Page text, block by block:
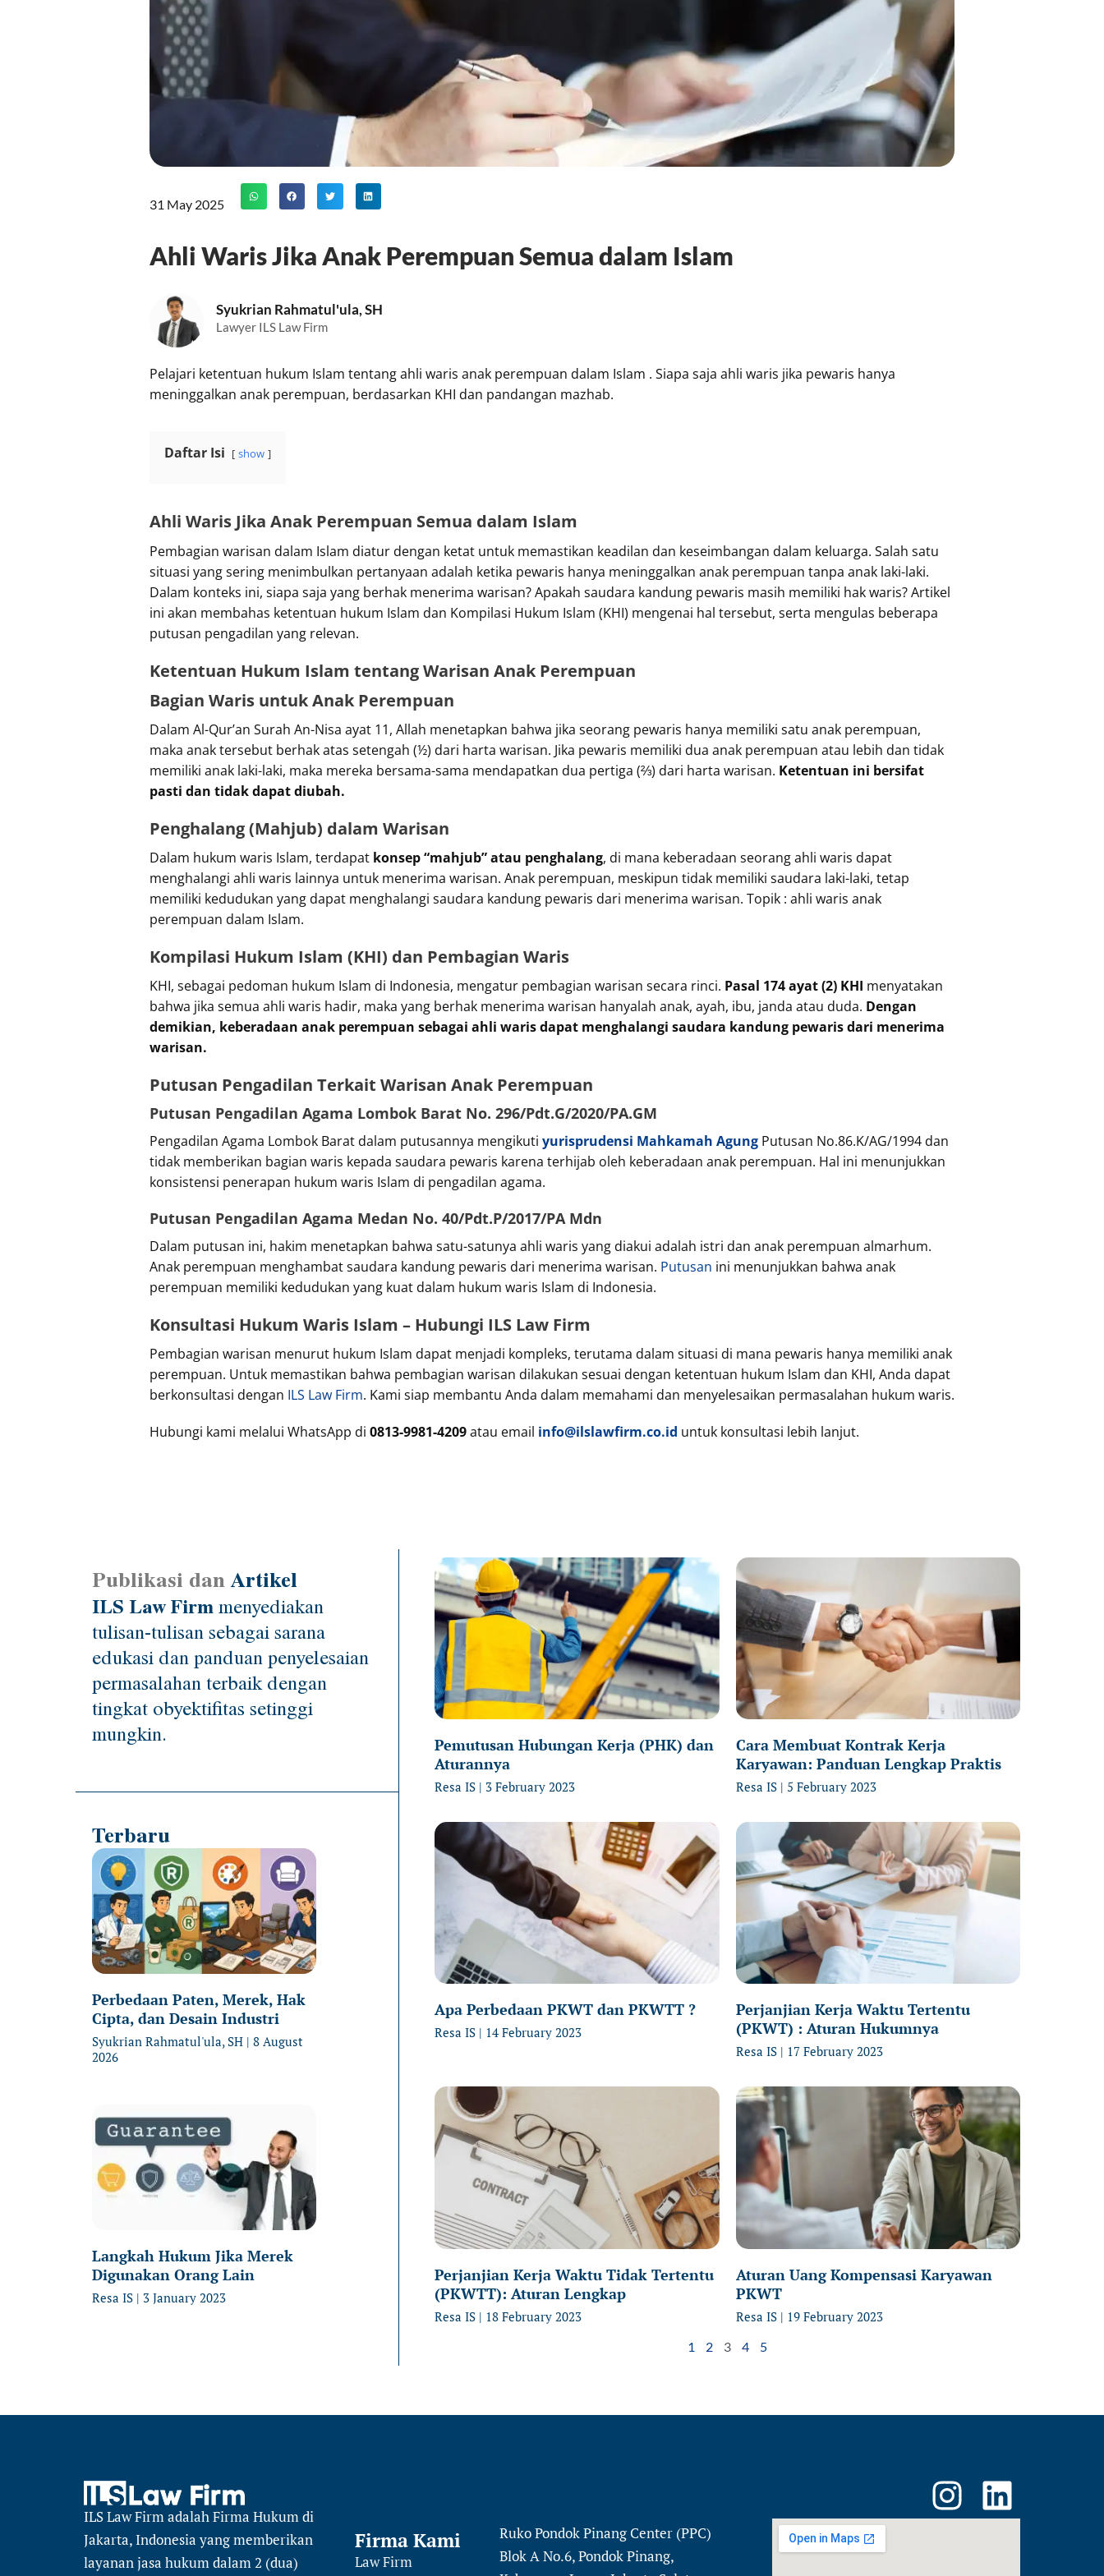
31 May 2025
Ahli Waris Jika Anak Perempuan Semua dalam Islam
Syukrian Rahmatul'ula, SH
Lawyer ILS Law Firm
Pelajari ketentuan hukum Islam tentang ahli waris anak perempuan dalam Islam . Siapa saja ahli waris jika pewaris hanya
meninggalkan anak perempuan, berdasarkan KHI dan pandangan mazhab.
Daftar Isi show
Ahli Waris Jika Anak Perempuan Semua dalam Islam
Pembagian warisan dalam Islam diatur dengan ketat untuk memastikan keadilan dan keseimbangan dalam keluarga. Salah satu
situasi yang sering menimbulkan pertanyaan adalah ketika pewaris hanya meninggalkan anak perempuan tanpa anak laki-laki.
Dalam konteks ini, siapa saja yang berhak menerima warisan? Apakah saudara kandung pewaris masih memiliki hak waris? Artikel
ini akan membahas ketentuan hukum Islam dan Kompilasi Hukum Islam (KHI) mengenai hal tersebut, serta mengulas beberapa
putusan pengadilan yang relevan.
Ketentuan Hukum Islam tentang Warisan Anak Perempuan
Bagian Waris untuk Anak Perempuan
Dalam Al-Qur’an Surah An-Nisa ayat 11, Allah menetapkan bahwa jika seorang pewaris hanya memiliki satu anak perempuan,
maka anak tersebut berhak atas setengah (½) dari harta warisan. Jika pewaris memiliki dua anak perempuan atau lebih dan tidak
memiliki anak laki-laki, maka mereka bersama-sama mendapatkan dua pertiga (⅔) dari harta warisan. Ketentuan ini bersifat
pasti dan tidak dapat diubah.
Penghalang (Mahjub) dalam Warisan
Dalam hukum waris Islam, terdapat konsep “mahjub” atau penghalang, di mana keberadaan seorang ahli waris dapat
menghalangi ahli waris lainnya untuk menerima warisan. Anak perempuan, meskipun tidak memiliki saudara laki-laki, tetap
memiliki kedudukan yang dapat menghalangi saudara kandung pewaris dari menerima warisan. Topik : ahli waris anak
perempuan dalam Islam.
Kompilasi Hukum Islam (KHI) dan Pembagian Waris
KHI, sebagai pedoman hukum Islam di Indonesia, mengatur pembagian warisan secara rinci. Pasal 174 ayat (2) KHI menyatakan
bahwa jika semua ahli waris hadir, maka yang berhak menerima warisan hanyalah anak, ayah, ibu, janda atau duda. Dengan
demikian, keberadaan anak perempuan sebagai ahli waris dapat menghalangi saudara kandung pewaris dari menerima
warisan.
Putusan Pengadilan Terkait Warisan Anak Perempuan
Putusan Pengadilan Agama Lombok Barat No. 296/Pdt.G/2020/PA.GM
Pengadilan Agama Lombok Barat dalam putusannya mengikuti yurisprudensi Mahkamah Agung Putusan No.86.K/AG/1994 dan
tidak memberikan bagian waris kepada saudara pewaris karena terhijab oleh keberadaan anak perempuan. Hal ini menunjukkan
konsistensi penerapan hukum waris Islam di pengadilan agama.
Putusan Pengadilan Agama Medan No. 40/Pdt.P/2017/PA Mdn
Dalam putusan ini, hakim menetapkan bahwa satu-satunya ahli waris yang diakui adalah istri dan anak perempuan almarhum.
Anak perempuan menghambat saudara kandung pewaris dari menerima warisan. Putusan ini menunjukkan bahwa anak
perempuan memiliki kedudukan yang kuat dalam hukum waris Islam di Indonesia.
Konsultasi Hukum Waris Islam – Hubungi ILS Law Firm
Pembagian warisan menurut hukum Islam dapat menjadi kompleks, terutama dalam situasi di mana pewaris hanya memiliki anak
perempuan. Untuk memastikan bahwa pembagian warisan dilakukan sesuai dengan ketentuan hukum Islam dan KHI, Anda dapat
berkonsultasi dengan ILS Law Firm. Kami siap membantu Anda dalam memahami dan menyelesaikan permasalahan hukum waris.
Hubungi kami melalui WhatsApp di 0813-9981-4209atau email info@ilslawfirm.co.id untuk konsultasi lebih lanjut.
Publikasi danArtikel
ILS Law Firmmenyediakan
tulisan-tulisan sebagai sarana
edukasi dan panduan penyelesaian
permasalahan terbaik dengan
tingkat obyektifitas setinggi
mungkin.
Terbaru
Perbedaan Paten, Merek, Hak
Cipta, dan Desain Industri
Syukrian Rahmatul'ula, SH 8 August
2026
Langkah Hukum Jika Merek
Digunakan Orang Lain
Resa IS 3 January 2023
Pemutusan Hubungan Kerja (PHK) dan
Aturannya
Resa IS 3 February 2023
Cara Membuat Kontrak Kerja
Karyawan: Panduan Lengkap Praktis
Resa IS 5 February 2023
Apa Perbedaan PKWT dan PKWTT ?
Resa IS 14 February 2023
Perjanjian Kerja Waktu Tertentu
(PKWT) : Aturan Hukumnya
Resa IS 17 February 2023
Perjanjian Kerja Waktu Tidak Tertentu
(PKWTT): Aturan Lengkap
Resa IS 18 February 2023
Aturan Uang Kompensasi Karyawan
PKWT
Resa IS 19 February 2023
Page
1
Page
2
Page
3 4 5
ILS Law Firmadalah Firma Hukum di
Jakarta, Indonesia yang memberikan
layanan jasa hukum dalam 2 (dua)
Firma Kami
Law Firm
Ruko Pondok Pinang Center (PPC)
Blok A No.6, Pondok Pinang,
I
n
L
i